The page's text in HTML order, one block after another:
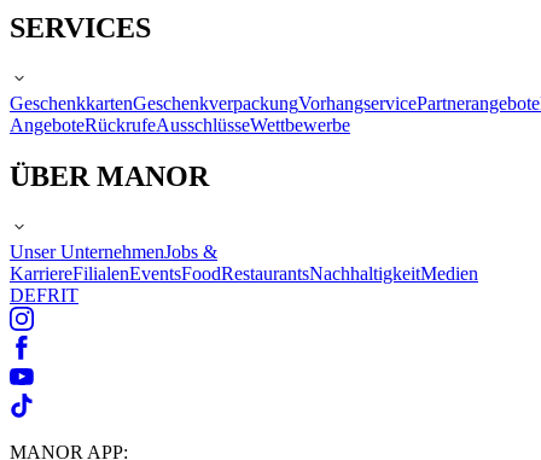
SERVICES
GeschenkkartenGeschenkverpackungVorhangservicePartnerangebote
AngeboteRückrufeAusschlüsseWettbewerbe
ÜBER MANOR
Unser UnternehmenJobs &
KarriereFilialenEventsFoodRestaurantsNachhaltigkeitMedien
DEFRIT
MANOR APP: